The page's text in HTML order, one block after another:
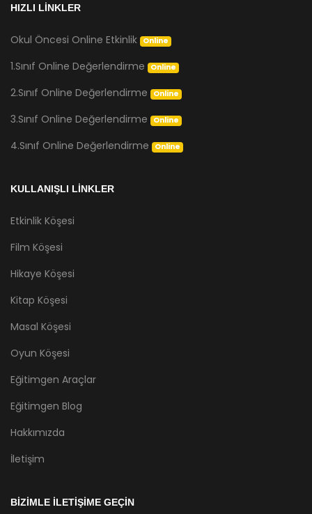
HIZLI LİNKLER
Okul Öncesi Online Etkinlik Online
1.Sınıf Online Değerlendirme Online
2.Sınıf Online Değerlendirme Online
3.Sınıf Online Değerlendirme Online
4.Sınıf Online Değerlendirme Online
KULLANIŞLI LİNKLER
Etkinlik Köşesi
Film Köşesi
Hikaye Köşesi
Kitap Köşesi
Masal Köşesi
Oyun Köşesi
Eğitimgen Araçlar
Eğitimgen Blog
Hakkımızda
İletişim
BİZİMLE İLETİŞİME GEÇİN